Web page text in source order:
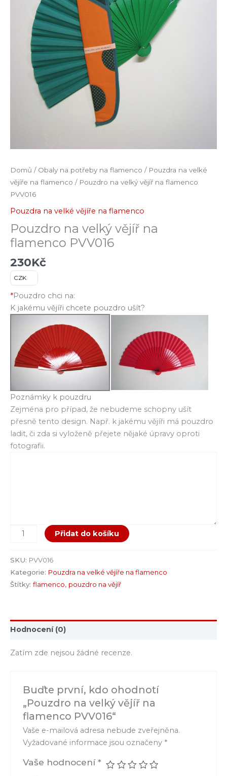
Domů / Obaly na potřeby na flamenco / Pouzdra na velké
vějíře na flamenco / Pouzdro na velký vějíř na flamenco
PVV016
Pouzdra na velké vějíře na flamenco
Pouzdro na velký vějíř na
flamenco PVV016
230Kč
CZK
*Pouzdro chci na:
K jakému vějíři chcete pouzdro ušít?
Poznámky k pouzdru
Zejména pro případ, že nebudeme schopny ušít
přesně tento design. Např. k jakému vějíři má pouzdro
ladit, či zda si vyloženě přejete nějaké úpravy oproti
fotografii.
Přidat do košíku
SKU: PVV016
Kategorie: Pouzdra na velké vějíře na flamenco
Štítky: flamenco, pouzdro na vějíř
Hodnocení (0)
Zatím zde nejsou žádné recenze.
Buďte první, kdo ohodnotí
„Pouzdro na velký vějíř na
flamenco PVV016“
Vaše e-mailová adresa nebude zveřejněna.
Vyžadované informace jsou označeny *
Vaše hodnocení*